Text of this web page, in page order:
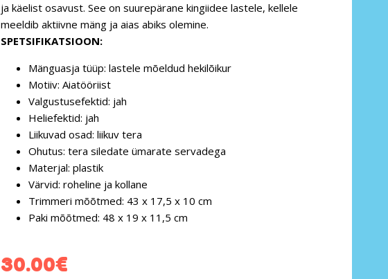
ja käelist osavust. See on suurepärane kingiidee lastele, kellele
meeldib aktiivne mäng ja aias abiks olemine.
SPETSIFIKATSIOON:
Mänguasja tüüp: lastele mõeldud hekilõikur
Motiiv: Aiatööriist
Valgustusefektid: jah
Heliefektid: jah
Liikuvad osad: liikuv tera
Ohutus: tera siledate ümarate servadega
Materjal: plastik
Värvid: roheline ja kollane
Trimmeri mõõtmed: 43 x 17,5 x 10 cm
Paki mõõtmed: 48 x 19 x 11,5 cm
30.00€